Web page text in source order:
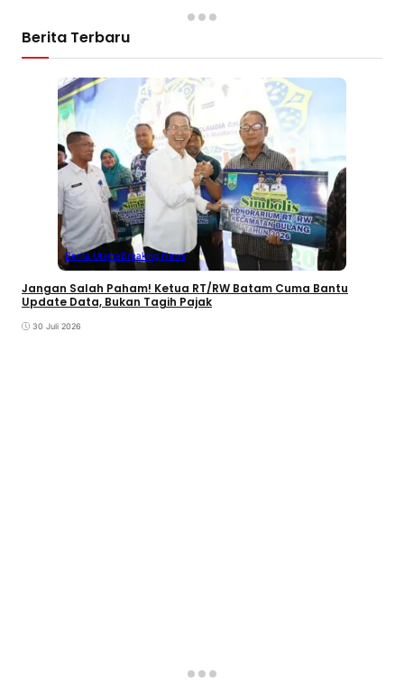
Berita Terbaru
Berita UtamaBreaking News
Jangan Salah Paham! Ketua RT/RW Batam Cuma Bantu
Update Data, Bukan Tagih Pajak
30 Juli 2026